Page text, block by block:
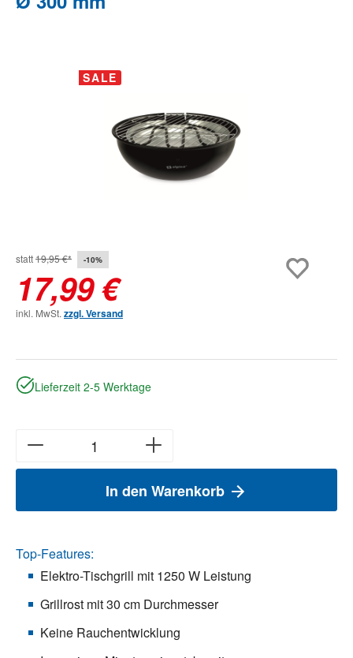
Bildergalerie überspringen
SALE
statt19,95 €* -10%
17,99 €
inkl. MwSt. zzgl. Versand
Lieferzeit 2-5 Werktage
In den Warenkorb
Top-Features:
Elektro-Tischgrill mit 1250 W Leistung
Grillrost mit 30 cm Durchmesser
Keine Rauchentwicklung